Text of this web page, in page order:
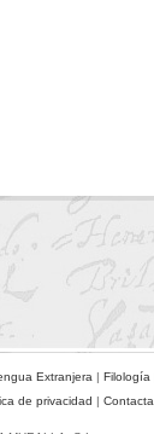
Extranjera | Filología
de privacidad | Contacta